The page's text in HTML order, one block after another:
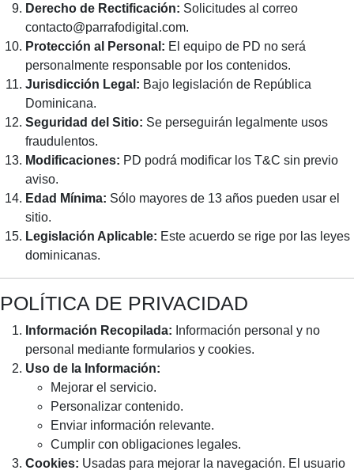
Derecho de Rectificación: Solicitudes al correo
contacto@parrafodigital.com.
Protección al Personal: El equipo de PD no será
personalmente responsable por los contenidos.
Jurisdicción Legal: Bajo legislación de República
Dominicana.
Seguridad del Sitio: Se perseguirán legalmente usos
fraudulentos.
Modificaciones: PD podrá modificar los T&C sin previo
aviso.
Edad Mínima: Sólo mayores de 13 años pueden usar el
sitio.
Legislación Aplicable: Este acuerdo se rige por las leyes
dominicanas.
POLÍTICA DE PRIVACIDAD
Información Recopilada: Información personal y no
personal mediante formularios y cookies.
Uso de la Información:
Mejorar el servicio.
Personalizar contenido.
Enviar información relevante.
Cumplir con obligaciones legales.
Cookies: Usadas para mejorar la navegación. El usuario